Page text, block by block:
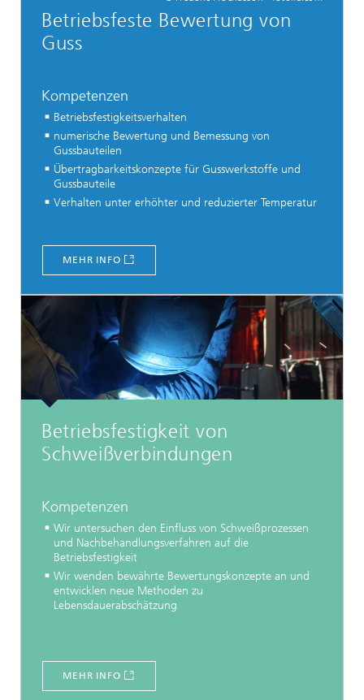
Betriebsfeste Bewertung von
Guss
Kompetenzen
Betriebsfestigkeitsverhalten
numerische Bewertung und Bemessung von
Gussbauteilen
Übertragbarkeitskonzepte für Gusswerkstoffe und
Gussbauteile
Verhalten unter erhöhter und reduzierter Temperatur
MEHR INFO
Betriebsfestigkeit von
Schweißverbindungen
Kompetenzen
Wir untersuchen den Einfluss von Schweißprozessen
und Nachbehandlungsverfahren auf die
Betriebsfestigkeit
Wir wenden bewährte Bewertungskonzepte an und
entwicklen neue Methoden zu
Lebensdauerabschätzung
MEHR INFO